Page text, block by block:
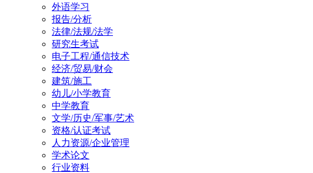
外语学习
报告/分析
法律/法规/法学
研究生考试
电子工程/通信技术
经济/贸易/财会
建筑/施工
幼儿/小学教育
中学教育
文学/历史/军事/艺术
资格/认证考试
人力资源/企业管理
学术论文
行业资料